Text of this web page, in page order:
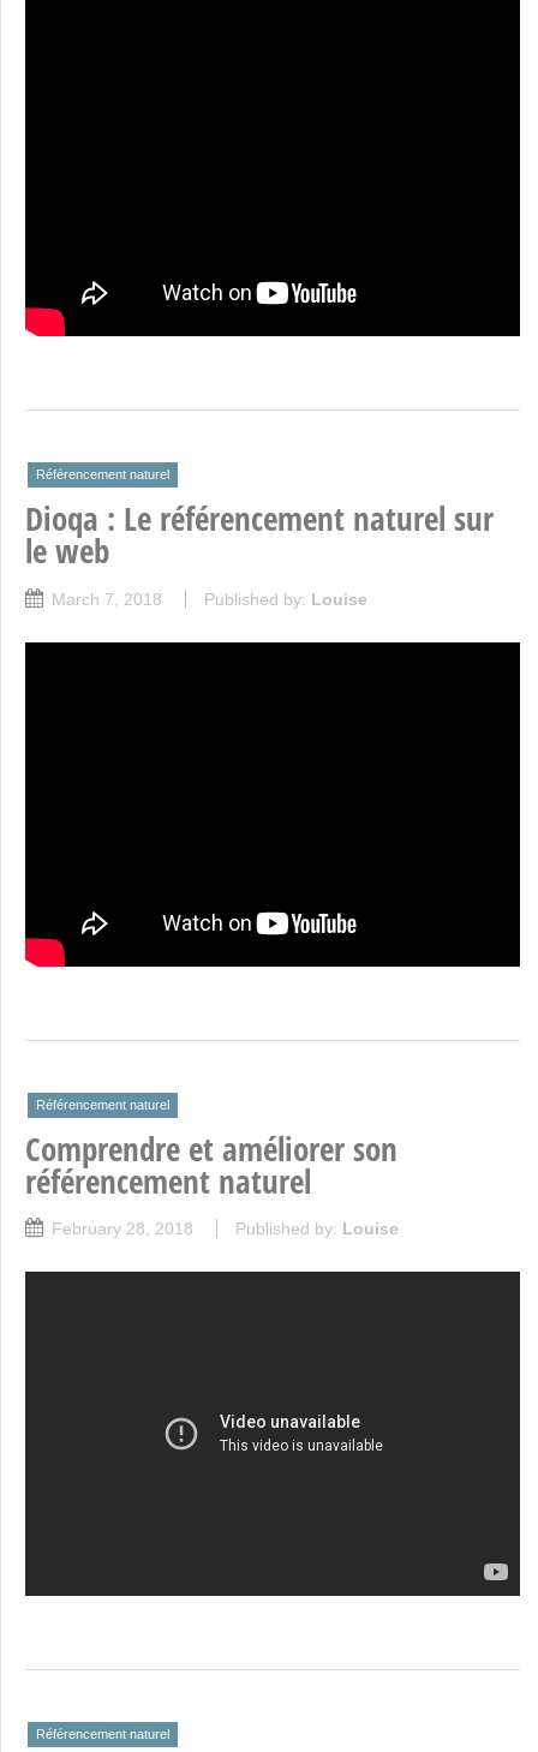
Référencement naturel
Dioqa : Le référencement naturel sur
le web
March 7, 2018 Published by: Louise
Référencement naturel
Comprendre et améliorer son
référencement naturel
February 28, 2018 Published by: Louise
Référencement naturel